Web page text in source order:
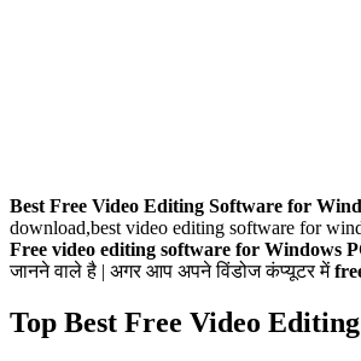
Best Free Video Editing Software for
download,best video editing software for
Free video editing software for Windows
जानने वाले है | अगर आप अपने विंडोज कंप्यूटर में
Top Best Free Video